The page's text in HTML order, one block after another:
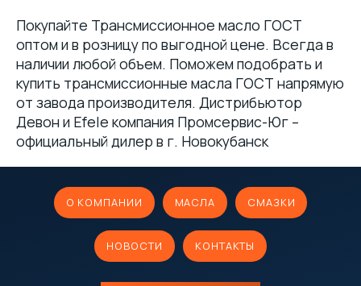
Покупайте Трансмиссионное масло ГОСТ
оптом и в розницу по выгодной цене. Всегда в
наличии любой объем. Поможем подобрать и
купить трансмиссионные масла ГОСТ напрямую
от завода производителя. Дистрибьютор
Девон и Efele компания Промсервис-Юг –
официальный дилер в г. Новокубанск
О КОМПАНИИ МАСЛА СМАЗКИ
НОВОСТИ КОНТАКТЫ